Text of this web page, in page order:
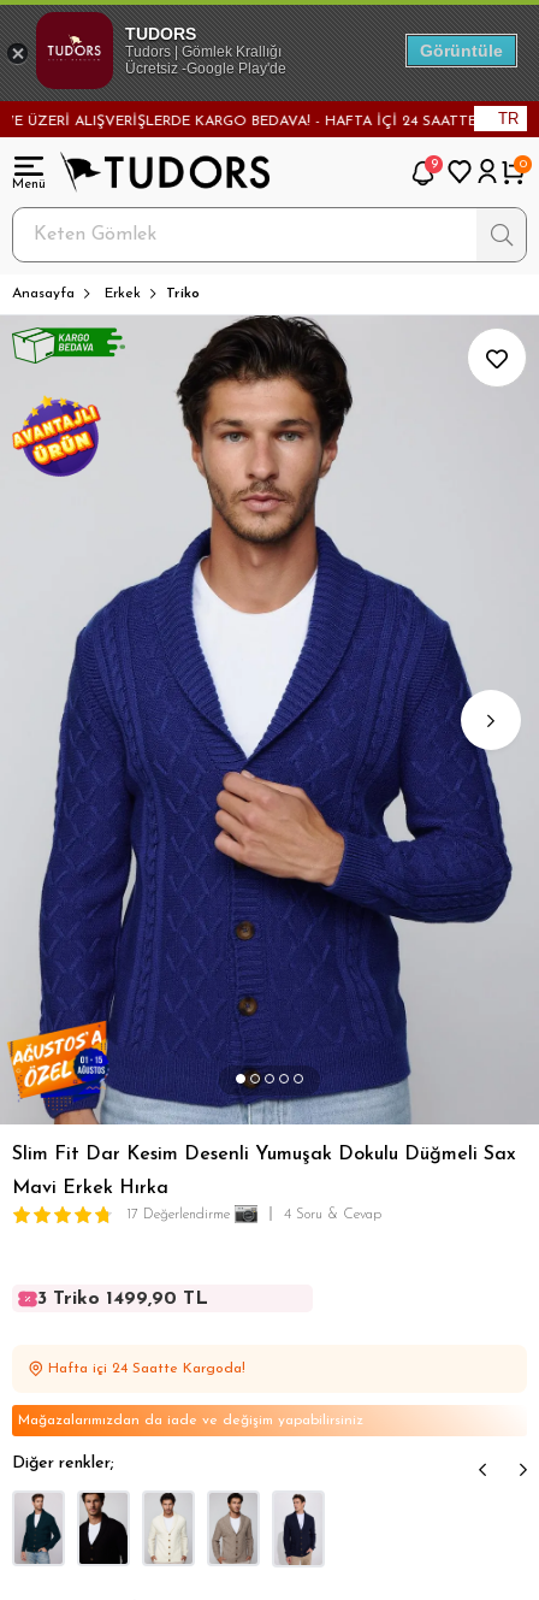
ALIŞVERİŞLERDE KARGO BEDAVA! - HAFTA İÇİ 24 SAATTE KARGODA!
TR
9 0
Anasayfa Erkek Triko
Slim Fit Dar Kesim Desenli Yumuşak Dokulu Düğmeli Sax
Mavi Erkek Hırka
17 Değerlendirme 4 Soru & Cevap
3 Triko 1499,90 TL
3 Triko 1499,90 TL
Hafta içi 24 Saatte Kargoda!
Mağazalarımızdan da iade ve değişim yapabilirsiniz
Diğer renkler;
TUDORS
Tudors | Gömlek Krallığı
Ücretsiz -Google Play'de
Görüntüle